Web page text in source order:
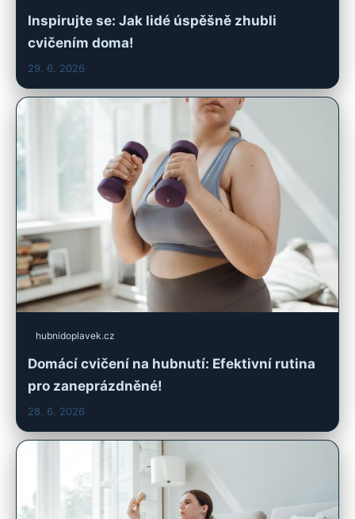
Inspirujte se: Jak lidé úspěšně zhubli
cvičením doma!
29. 6. 2026
hubnidoplavek.cz
Domácí cvičení na hubnutí: Efektivní rutina
pro zaneprázdněné!
28. 6. 2026